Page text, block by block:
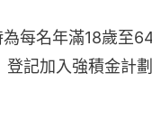
每名年滿18歲至
記加入強積金計